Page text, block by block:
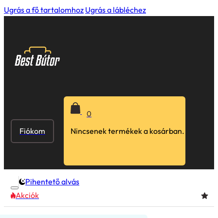
Ugrás a fő tartalomhoz Ugrás a lábléchez
Fiókom
0
Nincsenek termékek a kosárban.
Pihentető alvás
Akciók